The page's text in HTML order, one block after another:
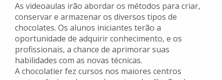
As videoaulas irão abordar os métodos para criar,
conservar e armazenar os diversos tipos de
chocolates. Os alunos iniciantes terão a
oportunidade de adquirir conhecimento, e os
profissionais, a chance de aprimorar suas
habilidades com as novas técnicas.
A chocolatier fez cursos nos maiores centros